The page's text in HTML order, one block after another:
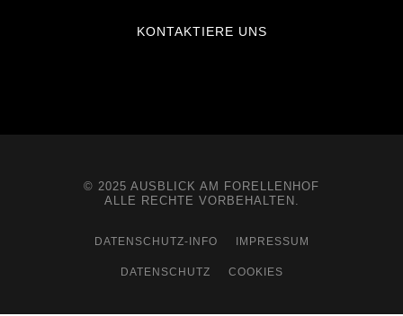
KONTAKTIERE UNS
© 2025 AUSBLICK AM FORELLENHOF
ALLE RECHTE VORBEHALTEN.
DATENSCHUTZ-INFO IMPRESSUM
DATENSCHUTZ COOKIES